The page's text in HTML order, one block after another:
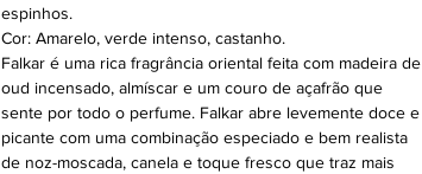
espinhos.
Cor: Amarelo, verde intenso, castanho.
Falkar é uma rica fragrância oriental feita com madeira de
oud incensado, almíscar e um couro de açafrão que
sente por todo o perfume. Falkar abre levemente doce e
picante com uma combinação especiado e bem realista
de noz-moscada, canela e toque fresco que traz mais